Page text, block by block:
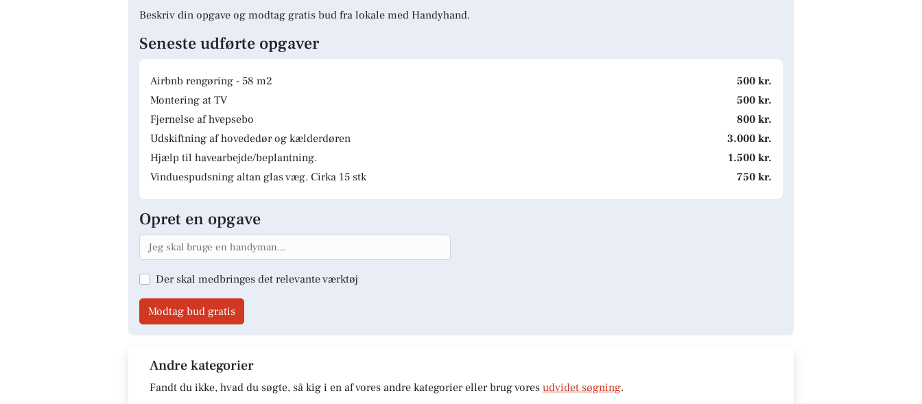
Beskriv din opgave og modtag gratis bud fra lokale med Handyhand.
Seneste udførte opgaver
Airbnb rengøring - 58 m2
500 kr.
Montering at TV
500 kr.
Fjernelse af hvepsebo
800 kr.
Udskiftning af hovededør og kælderdøren
3.000 kr.
Hjælp til havearbejde/beplantning.
1.500 kr.
Vinduespudsning altan glas væg. Cirka 15 stk
750 kr.
Opret en opgave
Der skal medbringes det relevante værktøj
Modtag bud gratis
Andre kategorier
Fandt du ikke, hvad du søgte, så kig i en af vores andre kategorier eller brug vores udvidet søgning.